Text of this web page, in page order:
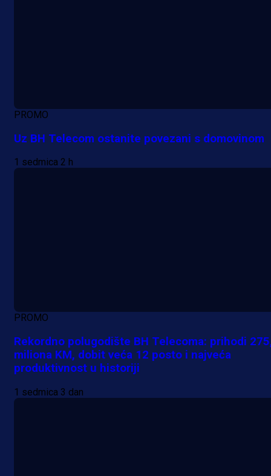
PROMO
Uz BH Telecom ostanite povezani s domovinom
1 sedmica 2 h
PROMO
Rekordno polugodište BH Telecoma: prihodi
miliona KM, dobit veća 12 posto i najveća
produktivnost u historiji
1 sedmica 3 dan